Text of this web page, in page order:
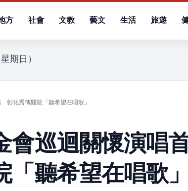
方 社會 文教 藝文 生活 旅遊
期日）
化秀傳醫院「聽希望在唱歌」
會巡迴關懷演唱
聽希望在唱歌」